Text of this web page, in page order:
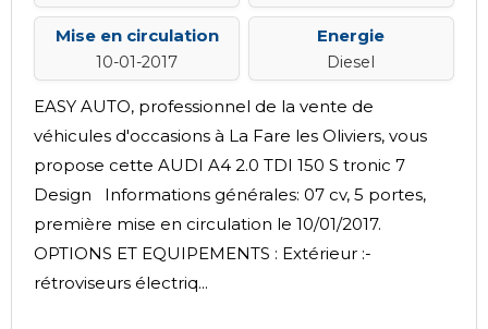
Mise en circulation
10-01-2017
Energie
Diesel
EASY AUTO, professionnel de la vente de
véhicules d'occasions à La Fare les Oliviers, vous
propose cette AUDI A4 2.0 TDI 150 S tronic 7
Design Informations générales: 07 cv, 5 portes,
première mise en circulation le 10/01/2017.
OPTIONS ET EQUIPEMENTS : Extérieur :-
rétroviseurs électriq...